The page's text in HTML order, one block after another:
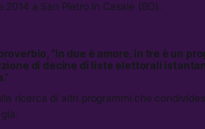
2014 a San Pietro in Casale (BO).
“in due è amore, in tre è un
di decine di liste elettorali
ricerca di altri programmi che